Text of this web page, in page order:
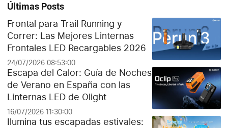
Últimas Posts
Frontal para Trail Running y
Correr: Las Mejores Linternas
Frontales LED Recargables 2026
24/07/2026 08:53:00
Escapa del Calor: Guía de Noches
de Verano en España con las
Linternas LED de Olight
16/07/2026 11:30:00
Ilumina tus escapadas estivales: